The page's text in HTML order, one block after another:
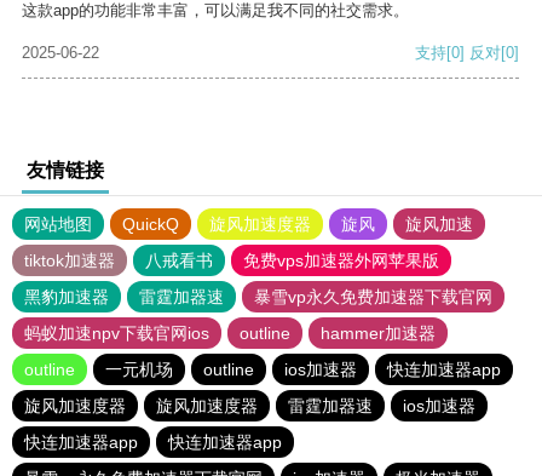
这款app的功能非常丰富，可以满足我不同的社交需求。
2025-06-22 支持[0] 反对[0]
友情链接
网站地图 QuickQ 旋风加速度器 旋风
旋风加速
tiktok加速器
八戒看书
免费vps加速器外网苹果版
黑豹加速器
雷霆加器速
暴雪vp永久免费加速器下载官网
蚂蚁加速npv下载官网ios
outline
hammer加速器
outline
一元机场 outline ios加速器
快连加速器app
旋风加速度器
旋风加速度器 雷霆加器速
ios加速器
快连加速器app
快连加速器app